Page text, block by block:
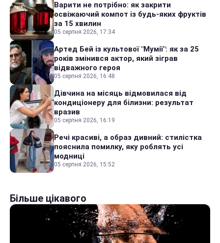
Варити не потрібно: як закрити
освіжаючий компот із будь-яких фруктів
за 15 хвилин
05 серпня 2026, 17:34
Артед Бей із культової "Мумії": як за 25
років змінився актор, який зіграв
відважного героя
05 серпня 2026, 16:48
Дівчина на місяць відмовилася від
кондиціонеру для білизни: результат
вразив
05 серпня 2026, 16:19
Речі красиві, а образ дивний: стилістка
пояснила помилку, яку роблять усі
модниці
05 серпня 2026, 15:52
Більше цікавого